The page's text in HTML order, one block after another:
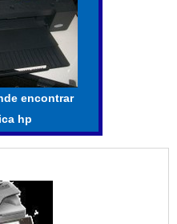
encontrar
hp